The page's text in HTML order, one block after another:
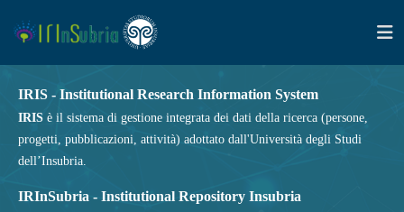
IRIS - Institutional Research Information System
IRIS è il sistema di gestione integrata dei dati della ricerca (persone,
progetti, pubblicazioni, attività) adottato dall'Università degli Studi
dell’Insubria.
IRInSubria - Institutional Repository Insubria